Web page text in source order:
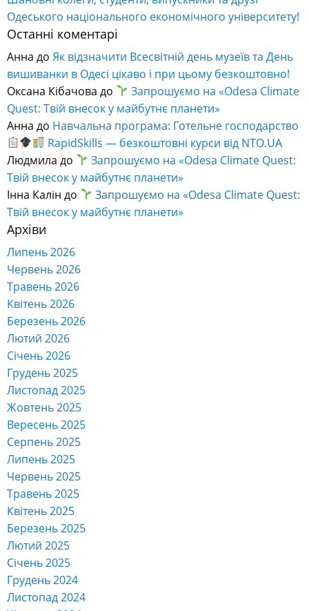
Одеського національного економічного університету!
Останні коментарі
Анна до Як відзначити Всесвітній день музеїв та День
вишиванки в Одесі цікаво і при цьому безкоштовно!
Оксана Кібачова до
Запрошуємо на «Odesa Climate
Quest: Твій внесок у майбутнє планети»
Анна до Навчальна програма: Готельне господарство
RapidSkills — безкоштовні курси від NTO.UA
Людмила до
Запрошуємо на «Odesa Climate Quest:
Твій внесок у майбутнє планети»
Інна Калін до
Запрошуємо на «Odesa Climate Quest:
Твій внесок у майбутнє планети»
Архіви
Липень 2026
Червень 2026
Травень 2026
Квітень 2026
Березень 2026
Лютий 2026
Січень 2026
Грудень 2025
Листопад 2025
Жовтень 2025
Вересень 2025
Серпень 2025
Липень 2025
Червень 2025
Травень 2025
Квітень 2025
Березень 2025
Лютий 2025
Січень 2025
Грудень 2024
Листопад 2024